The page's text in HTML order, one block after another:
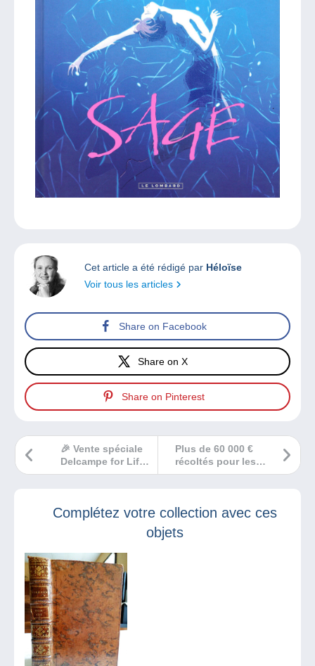
Cet article a été rédigé par Héloïse
Voir tous les articles
Share on Facebook
Share on X
Share on Pinterest
Plus de 60 000 €
récoltés pour les
enfants grâce à
🎉 Vente spéciale
Delcampe for Life
🎉
Complétez votre collection avec ces
objets